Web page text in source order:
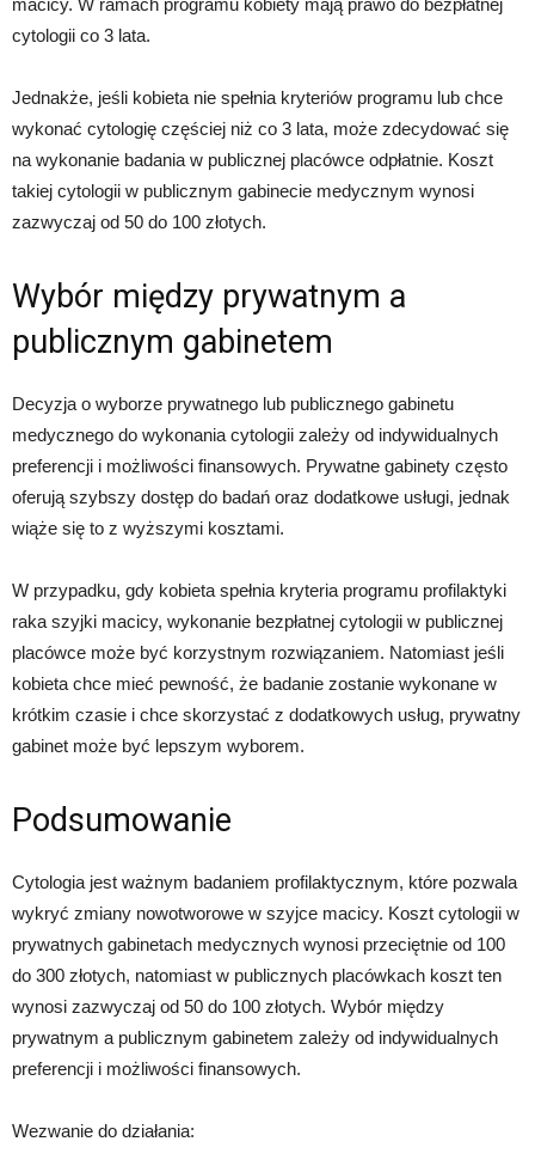
macicy. W ramach programu kobiety mają prawo do bezpłatnej
cytologii co 3 lata.
Jednakże, jeśli kobieta nie spełnia kryteriów programu lub chce
wykonać cytologię częściej niż co 3 lata, może zdecydować się
na wykonanie badania w publicznej placówce odpłatnie. Koszt
takiej cytologii w publicznym gabinecie medycznym wynosi
zazwyczaj od 50 do 100 złotych.
Wybór między prywatnym a
publicznym gabinetem
Decyzja o wyborze prywatnego lub publicznego gabinetu
medycznego do wykonania cytologii zależy od indywidualnych
preferencji i możliwości finansowych. Prywatne gabinety często
oferują szybszy dostęp do badań oraz dodatkowe usługi, jednak
wiąże się to z wyższymi kosztami.
W przypadku, gdy kobieta spełnia kryteria programu profilaktyki
raka szyjki macicy, wykonanie bezpłatnej cytologii w publicznej
placówce może być korzystnym rozwiązaniem. Natomiast jeśli
kobieta chce mieć pewność, że badanie zostanie wykonane w
krótkim czasie i chce skorzystać z dodatkowych usług, prywatny
gabinet może być lepszym wyborem.
Podsumowanie
Cytologia jest ważnym badaniem profilaktycznym, które pozwala
wykryć zmiany nowotworowe w szyjce macicy. Koszt cytologii w
prywatnych gabinetach medycznych wynosi przeciętnie od 100
do 300 złotych, natomiast w publicznych placówkach koszt ten
wynosi zazwyczaj od 50 do 100 złotych. Wybór między
prywatnym a publicznym gabinetem zależy od indywidualnych
preferencji i możliwości finansowych.
Wezwanie do działania: